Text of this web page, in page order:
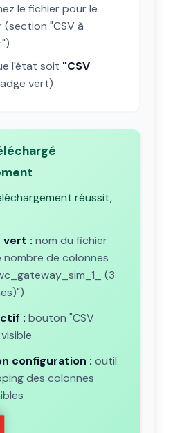
le fichier pour le
"CSV à
l'état soit "CSV
vert)
réussit,
vert : nom du fichier
nombre de colonnes
(3
: bouton "CSV
configuration : outil
des colonnes